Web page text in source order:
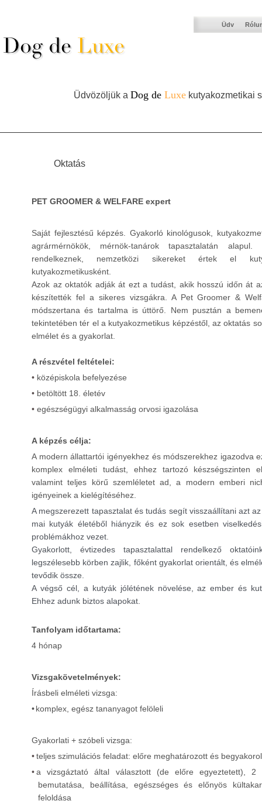
Üdv
Üdvözöljük a Dog de Luxe kutyakozmetikai
PET GROOMER & WELFARE expert
Saját fejlesztésű képzés. Gyakorló kinológusok,
agrármérnökök, mérnök-tanárok tapasztalatán
rendelkeznek, nemzetközi sikereket értek el
kutyakozmetikusként.
Azok az oktatók adják át ezt a tudást, akik hosszú időn át
készítették fel a sikeres vizsgákra. A Pet Groomer &
módszertana és tartalma is úttörő. Nem pusztán a
tekintetében tér el a kutyakozmetikus képzéstől, az oktatás
elmélet és a gyakorlat.
A részvétel feltételei:
• középiskola befelyezése
• betöltött 18. életév
• egészségügyi alkalmasság orvosi igazolása
A képzés célja:
A modern állattartói igényekhez és módszerekhez igazodva
komplex elméleti tudást, ehhez tartozó készségszinten
valamint teljes körű szemléletet ad, a modern emberi
igényeinek a kielégítéséhez.
A megszerezett tapasztalat és tudás segít visszaállítani azt
mai kutyák életéből hiányzik és ez sok esetben
problémákhoz vezet.
Gyakorlott, évtizedes tapasztalattal rendelkező
legszélesebb körben zajlik, főként gyakorlat orientált, és
tevődik össze.
A végső cél, a kutyák jólétének növelése, az ember és
Ehhez adunk biztos alapokat.
Tanfolyam időtartama:
4 hónap
Vizsgakövetelmények:
Írásbeli elméleti vizsga:
•komplex, egész tananyagot felöleli
Gyakorlati + szóbeli vizsga:
•teljes szimulációs feladat: előre meghatározott és
•a vizsgáztató által választott (de előre egyeztetett), 2
bemutatása, beállítása, egészséges és előnyös
feloldása
Oktatás